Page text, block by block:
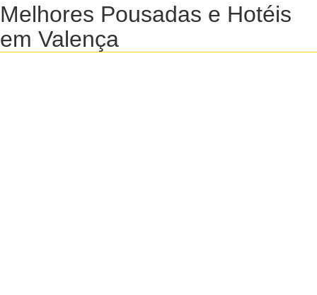
Melhores Pousadas e Hotéis
em Valença